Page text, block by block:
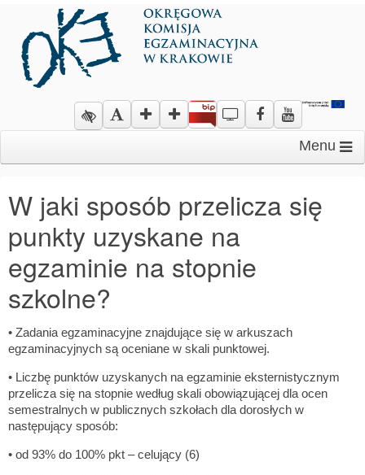
Menu
W jaki sposób przelicza się
punkty uzyskane na
egzaminie na stopnie
szkolne?
• Zadania egzaminacyjne znajdujące się w arkuszach
egzaminacyjnych są oceniane w skali punktowej.
• Liczbę punktów uzyskanych na egzaminie eksternistycznym
przelicza się na stopnie według skali obowiązującej dla ocen
semestralnych w publicznych szkołach dla dorosłych w
‎następujący sposób:‎
• od 93% do 100% pkt ‎– celujący (6)‎